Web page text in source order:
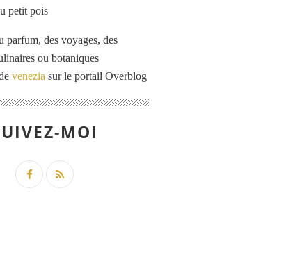
parfum, des voyages, des
ou botaniques
venezia sur le portail Overblog
MOI